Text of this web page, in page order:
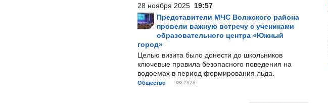
28 ноября 2025 19:57
Представители МЧС Волжского района
провели важную встречу с учениками
образовательного центра «Южный
город»
Целью визита было донести до школьников
ключевые правила безопасного поведения на
водоемах в период формирования льда.
Общество 2828